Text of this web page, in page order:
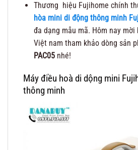
Thương hiệu Fujihome chính
hòa mini di động thông minh
đa dạng mẫu mã. Hôm nay mời
Việt nam tham khảo dòng sản
PAC05nhé!
Máy điều hoà di dộng mini
thông minh